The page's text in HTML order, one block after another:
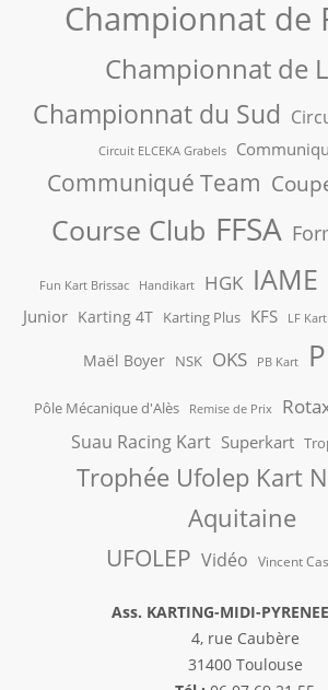
Championnat de
Championnat de
Championnat du Sud
Circuit ELCEKA Grabels
Communiqué Team
Course Club FFSA
Fun Kart Brissac Handikart HGK IAME
Junior Karting 4T Karting Plus KFS LF
Maël Boyer NSK OKS PB Kart
Pôle Mécanique d'Alès Remise de Prix
Suau Racing Kart Superkart
Trophée Ufolep Kart
Aquitaine
UFOLEP Vidéo Vincent
Ass. KARTING-MIDI-
4, rue Caubère
31400 Toulouse